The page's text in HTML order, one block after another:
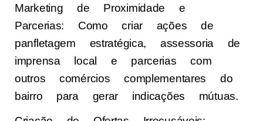
Marketing de Proximidade e
Parcerias: Como criar ações de
panfletagem estratégica, assessoria de
imprensa local e parcerias com
outros comércios complementares do
bairro para gerar indicações mútuas.